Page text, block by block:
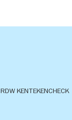
RDW KENTEKENCHECK